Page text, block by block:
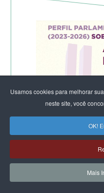
Usamos cookies para melhorar
neste site, você
OK!
Mais